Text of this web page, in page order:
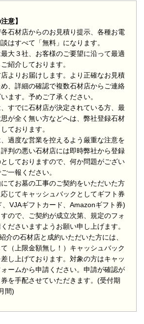
意】
石材店からのお見積り提示、各種お電
はすべて「無料」になります。
大３社、お客様のご要望に沿って最適
紹介しております。
よりお届けします。より正確なお見積
、詳細の確認で複数石材店からご連絡
ます。予めご了承ください。
すでに石材店が決定されている方、最
が全く無い方などへは、弊社登録石材
ております。
過度な営業を控えるよう厳重な注意を
判の悪い石材店には即時弊社から登録
しておりますので、何か問題がござい
一報ください。
てお墓の工事のご契約をいただいた方
じてキャッシュバックとしてギフト券
VJAギフトカード、Amazonギフト券)
ので、ご契約が成立次第、規定のフォ
ださいますようお願い申し上げます。
介の石材店と成約いただいた方には、
（上限金額無し！）キャッシュバック
し上げております。対象の方はキャッ
ームから申請ください。申請が確認が
を手配させていただきます。(受付期
間)